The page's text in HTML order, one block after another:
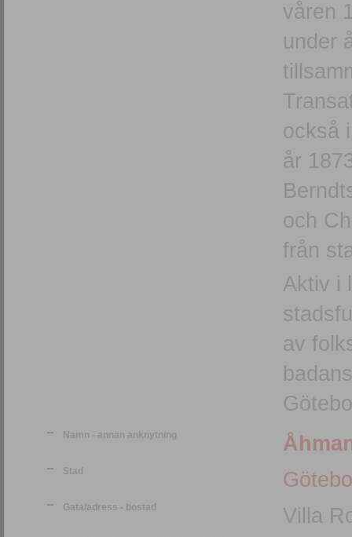
våren
under
också
år
och
från
Aktiv i
av
Namn - annan anknytning
Stad
Gata/adress - bostad Villa